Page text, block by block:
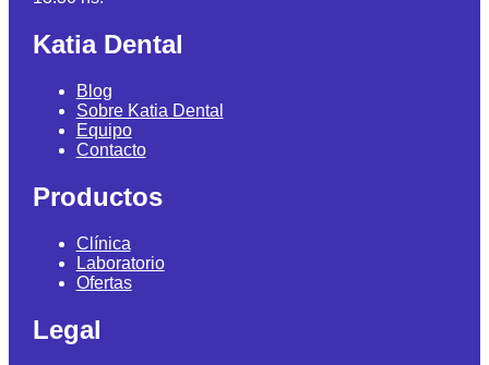
Katia Dental
Blog
Sobre Katia Dental
Equipo
Contacto
Productos
Clínica
Laboratorio
Ofertas
Legal